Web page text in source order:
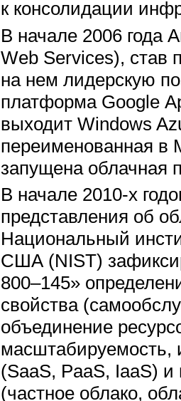
к консолидации
В начале 2006 года
Web Services), став
на нем лидерскую
платформа Google
выходит Windows
переименованная в
запущена облачная
В начале 2010-х
представления об
Национальный
США (NIST)
800–145»
свойства
объединение
масштабируемость,
(SaaS, PaaS, IaaS)
(частное облако,